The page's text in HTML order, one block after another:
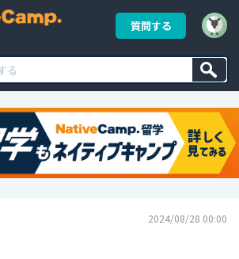
質問する
2024/08/28 00:00